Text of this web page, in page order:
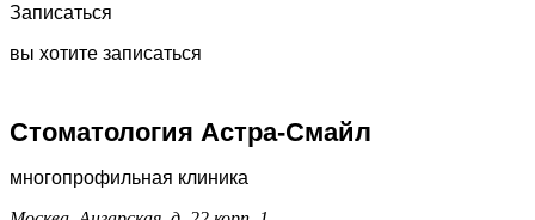
Записаться
вы хотите записаться
Стоматология Астра-Смайл
многопрофильная клиника